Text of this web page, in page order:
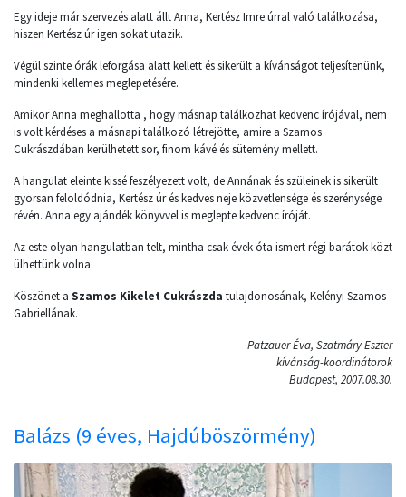
Egy ideje már szervezés alatt állt Anna, Kertész Imre úrral való találkozása,
hiszen Kertész úr igen sokat utazik.
Végül szinte órák leforgása alatt kellett és sikerült a kívánságot teljesítenünk,
mindenki kellemes meglepetésére.
Amikor Anna meghallotta , hogy másnap találkozhat kedvenc írójával, nem
is volt kérdéses a másnapi találkozó létrejötte, amire a Szamos
Cukrászdában kerülhetett sor, finom kávé és sütemény mellett.
A hangulat eleinte kissé feszélyezett volt, de Annának és szüleinek is sikerült
gyorsan feloldódnia, Kertész úr és kedves neje közvetlensége és szerénysége
révén. Anna egy ajándék könyvvel is meglepte kedvenc íróját.
Az este olyan hangulatban telt, mintha csak évek óta ismert régi barátok közt
ülhettünk volna.
Köszönet a Szamos Kikelet Cukrászda tulajdonosának, Kelényi Szamos
Gabriellának.
Patzauer Éva, Szatmáry Eszter
kívánság-koordinátorok
Budapest, 2007.08.30.
Balázs (9 éves, Hajdúböszörmény)